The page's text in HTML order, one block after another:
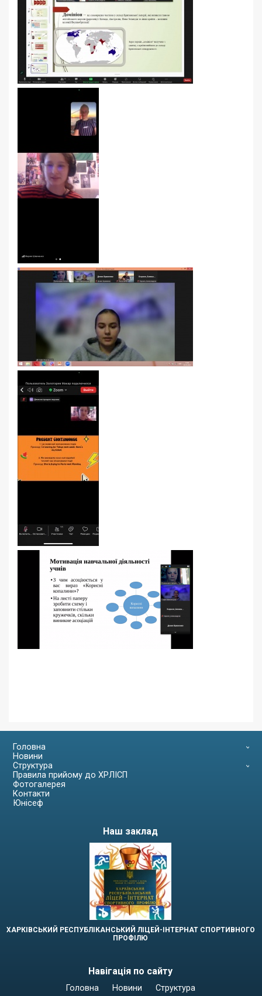
Головна
Новини
Структура
Правила прийому до ХРЛІСП
Фотогалерея
Контакти
Юнісеф
Наш заклад
ХАРКІВСЬКИЙ РЕСПУБЛІКАНСЬКИЙ ЛІЦЕЙ-ІНТЕРНАТ СПОРТИВНОГО
ПРОФІЛЮ
Навігація по сайту
Головна Новини
Структура